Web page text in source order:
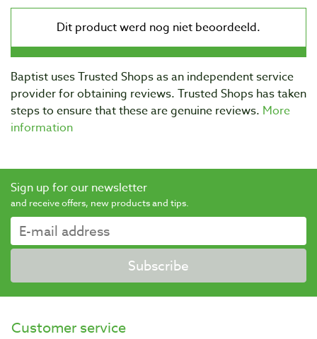
Baptist uses Trusted Shops as an independent service
provider for obtaining reviews. Trusted Shops has taken
steps to ensure that these are genuine reviews. More
information
Sign up for our newsletter
and receive offers, new products and tips.
Subscribe
Customer service